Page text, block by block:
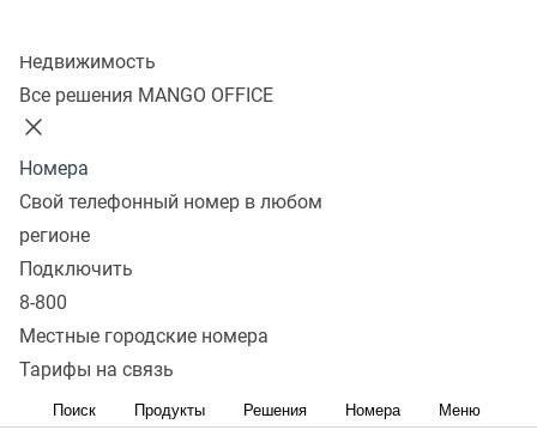
Недвижимость
Все решения MANGO OFFICE
Номера
Свой телефонный номер в любом
регионе
Подключить
8-800
Местные городские номера
Тарифы на связь
Поиск Продукты Решения Номера Меню
Что входит в услугу?
Верификация
Проверим, подходит ли деятельность вашей
компании для регистрации в реестре инициаторов
массовых вызовов
Регистрация